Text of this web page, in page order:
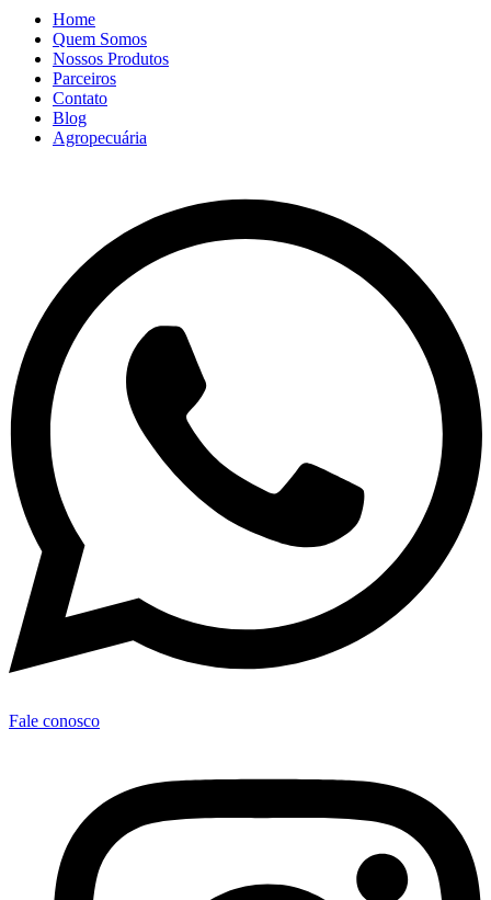
Home
Quem Somos
Nossos Produtos
Parceiros
Contato
Blog
Agropecuária
Fale conosco